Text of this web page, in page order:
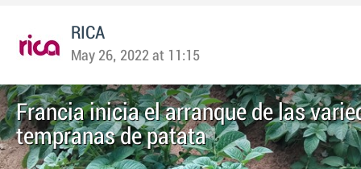
RICA
May 26, 2022 at 11:15
Francia inicia el arranque de las
tempranas de patata